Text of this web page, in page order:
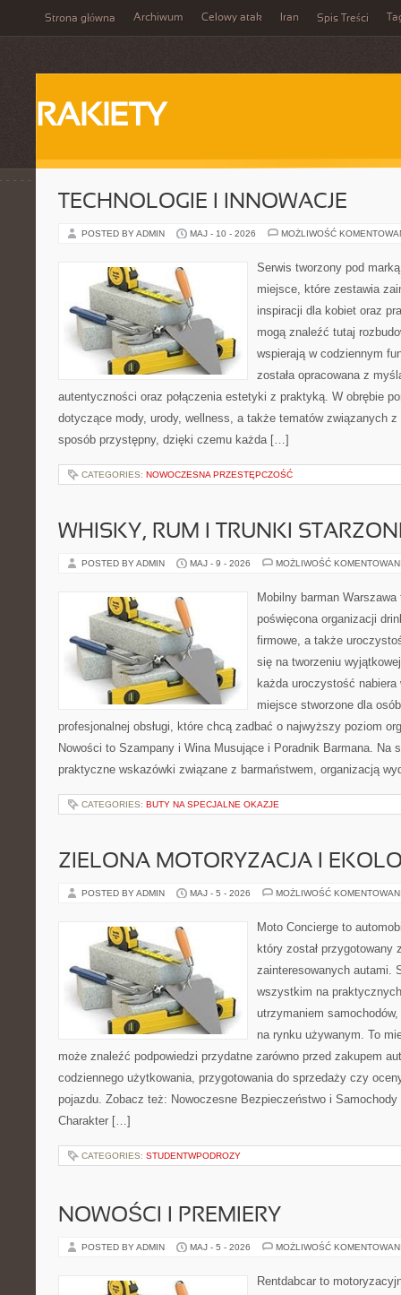
Strona główna Archiwum Celowy atak Iran Spis Treści
RAKIETY
TECHNOLOGIE I INNOWACJE
POSTED BY ADMIN MAJ - 10 - 2026 MOŻLIWOŚĆ
Serwis tworzony pod
miejsce, które zestawia
inspiracji dla kobiet oraz
mogą znaleźć tutaj
wspierają w codziennym
została opracowana z
autentyczności oraz połączenia estetyki z praktyką. W obrębie
dotyczące mody, urody, wellness, a także tematów związanych
sposób przystępny, dzięki czemu każda […]
CATEGORIES: NOWOCZESNA PRZESTĘPCZOŚĆ
WHISKY, RUM I TRUNKI
POSTED BY ADMIN MAJ - 9 - 2026 MOŻLIWOŚĆ
Mobilny barman
poświęcona organizacji
firmowe, a także
się na tworzeniu
każda uroczystość
miejsce stworzone dla
profesjonalnej obsługi, które chcą zadbać o najwyższy poziom
Nowości to Szampany i Wina Musujące i Poradnik Barmana. Na
praktyczne wskazówki związane z barmaństwem, organizacją
CATEGORIES: BUTY NA SPECJALNE OKAZJE
ZIELONA MOTORYZACJA I
POSTED BY ADMIN MAJ - 5 - 2026 MOŻLIWOŚĆ
Moto Concierge to
który został przygotowany
zainteresowanych autami.
wszystkim na
utrzymaniem
na rynku używanym. To
może znaleźć podpowiedzi przydatne zarówno przed zakupem
codziennego użytkowania, przygotowania do sprzedaży czy
pojazdu. Zobacz też: Nowoczesne Bezpieczeństwo i
Charakter […]
CATEGORIES: STUDENTWPODROZY
NOWOŚCI I PREMIERY
POSTED BY ADMIN MAJ - 5 - 2026 MOŻLIWOŚĆ
Rentdabcar to